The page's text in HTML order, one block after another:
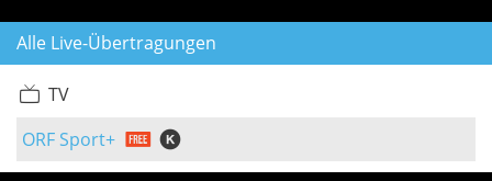
Alle Live-Übertragungen
TV
ORF Sport+